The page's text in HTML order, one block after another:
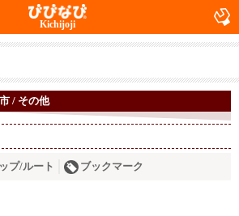
Kichijoji
/ その他
プ/ルート ブックマーク